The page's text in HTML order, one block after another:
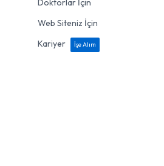
Doktorlar İçin
Web Siteniz İçin
Kariyer
İşe Alım